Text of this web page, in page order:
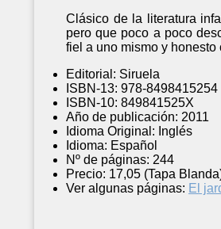
Clásico de la literatura
pero que poco a poco
fiel a uno mismo y
Editorial: Siruela
ISBN-13: 978-8498415254
ISBN-10: 849841525X
Año de publicación: 2011
Idioma Original: Inglés
Idioma: Español
Nº de páginas: 244
Precio: 17,05 (Tapa
Ver algunas páginas: El